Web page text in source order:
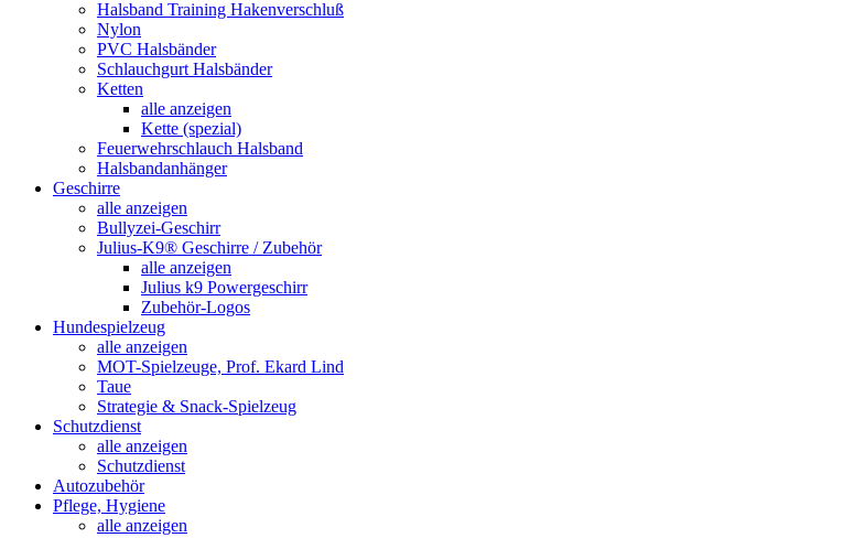
Halsband Training Hakenverschluß
Nylon
PVC Halsbänder
Schlauchgurt Halsbänder
Ketten
alle anzeigen
Kette (spezial)
Feuerwehrschlauch Halsband
Halsbandanhänger
Geschirre
alle anzeigen
Bullyzei-Geschirr
Julius-K9® Geschirre / Zubehör
alle anzeigen
Julius k9 Powergeschirr
Zubehör-Logos
Hundespielzeug
alle anzeigen
MOT-Spielzeuge, Prof. Ekard Lind
Taue
Strategie & Snack-Spielzeug
Schutzdienst
alle anzeigen
Schutzdienst
Autozubehör
Pflege, Hygiene
alle anzeigen